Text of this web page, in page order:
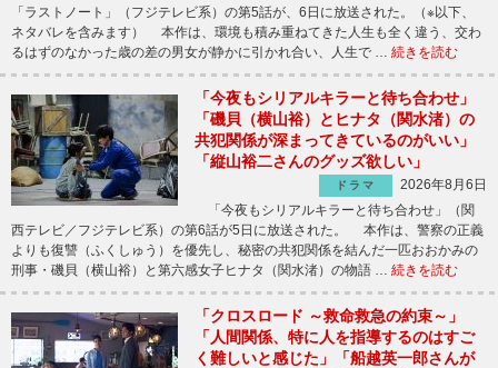
「ラストノート」（フジテレビ系）の第5話が、6日に放送された。（※以下、
ネタバレを含みます） 本作は、環境も積み重ねてきた人生も全く違う、交わ
るはずのなかった歳の差の男女が静かに引かれ合い、人生で … 続きを読む
「今夜もシリアルキラーと待ち合わせ」
「磯貝（横山裕）とヒナタ（関水渚）の
共犯関係が深まってきているのがいい」
「縦山裕二さんのグッズ欲しい」
ドラマ
2026年8月6日
「今夜もシリアルキラーと待ち合わせ」（関
西テレビ／フジテレビ系）の第6話が5日に放送された。 本作は、警察の正義
よりも復讐（ふくしゅう）を優先し、秘密の共犯関係を結んだ一匹おおかみの
刑事・磯貝（横山裕）と第六感女子ヒナタ（関水渚）の物語 … 続きを読む
「クロスロード ～救命救急の約束～」
「人間関係、特に人を指導するのはすご
く難しいと感じた」「船越英一郎さんが